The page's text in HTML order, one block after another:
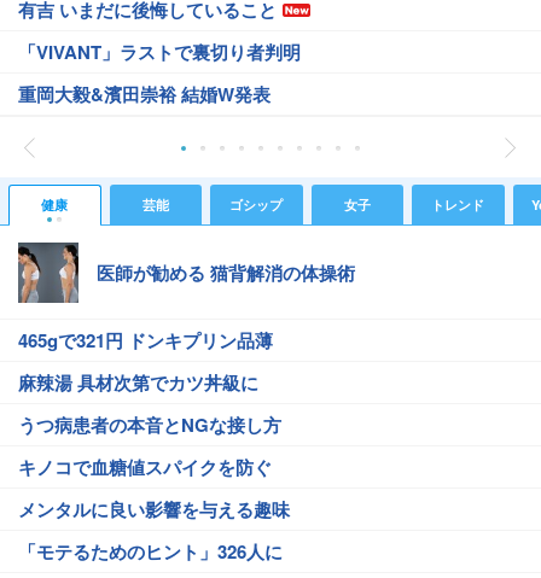
有吉 いまだに後悔していること
「VIVANT」ラストで裏切り者判明
重岡大毅&濱田崇裕 結婚W発表
健康 芸能 ゴシップ 女子 トレンド
医師が勧める 猫背解消の体操術
465gで321円 ドンキプリン品薄
麻辣湯 具材次第でカツ丼級に
うつ病患者の本音とNGな接し方
キノコで血糖値スパイクを防ぐ
メンタルに良い影響を与える趣味
「モテるためのヒント」326人に